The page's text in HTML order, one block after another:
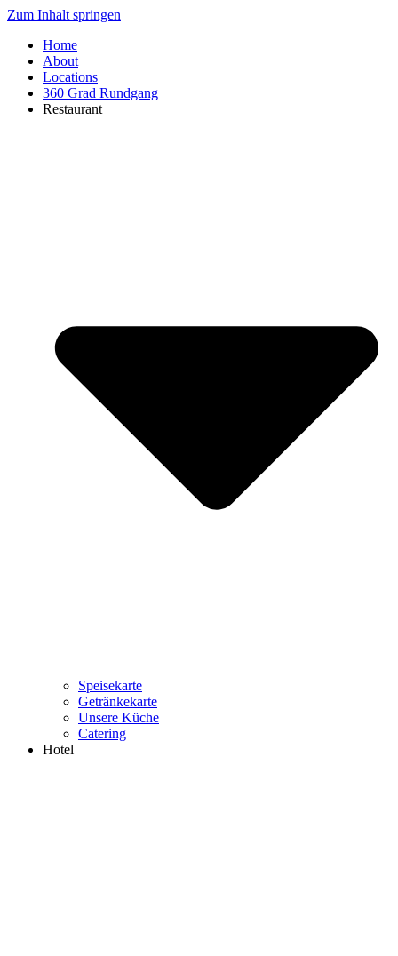
Zum Inhalt springen
Home
About
Locations
360 Grad Rundgang
Restaurant
Speisekarte
Getränkekarte
Unsere Küche
Catering
Hotel